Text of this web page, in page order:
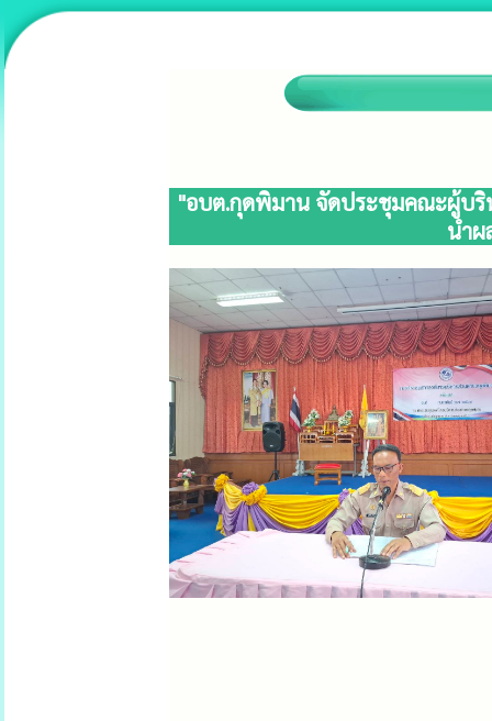
"อบต.กุดพิมาน จัดประชุมคณะผู้บริ
นำผ